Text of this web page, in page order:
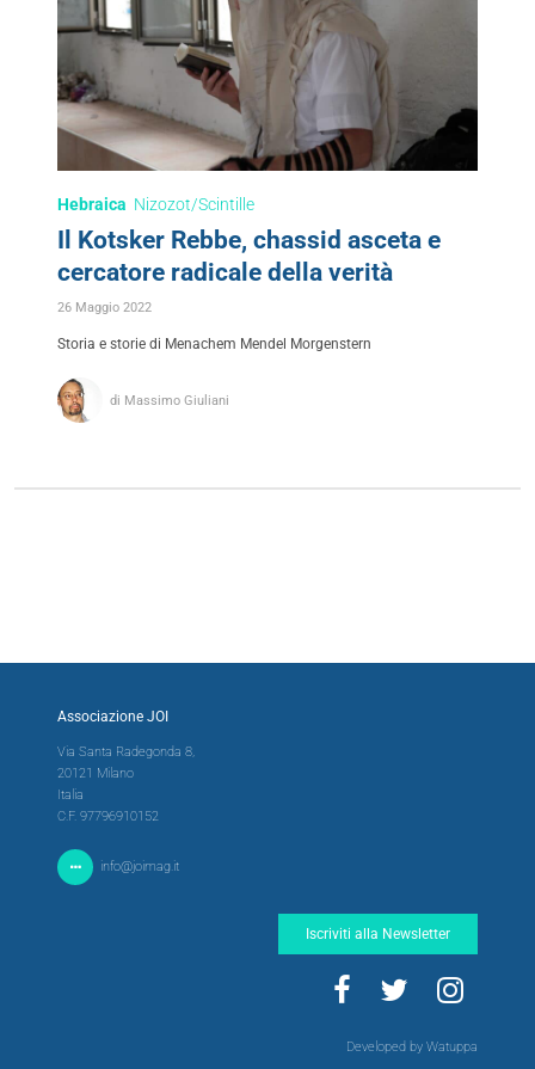
Hebraica Nizozot/Scintille
Il Kotsker Rebbe, chassid asceta e
cercatore radicale della verità
26 Maggio 2022
Storia e storie di Menachem Mendel Morgenstern
di Massimo Giuliani
Associazione JOI
Via Santa Radegonda 8,
20121 Milano
Italia
C.F. 97796910152
info@joimag.it
Iscriviti alla Newsletter
Developed by Watuppa